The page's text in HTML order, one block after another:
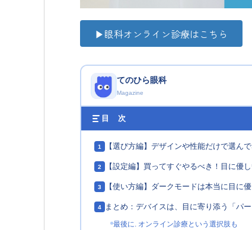
▶眼科オンライン診療はこちら
てのひら眼科
Magazine
目 次
1 【選び方編】デザインや性能だけで選ん
2 【設定編】買ってすぐやるべき！目に優
3 【使い方編】ダークモードは本当に目に
4 まとめ：デバイスは、目に寄り添う「パー
最後に. オンライン診療という選択肢も